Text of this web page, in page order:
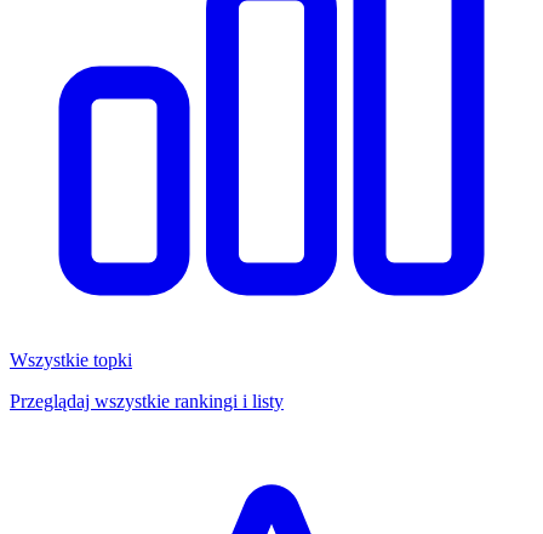
Wszystkie topki
Przeglądaj wszystkie rankingi i listy